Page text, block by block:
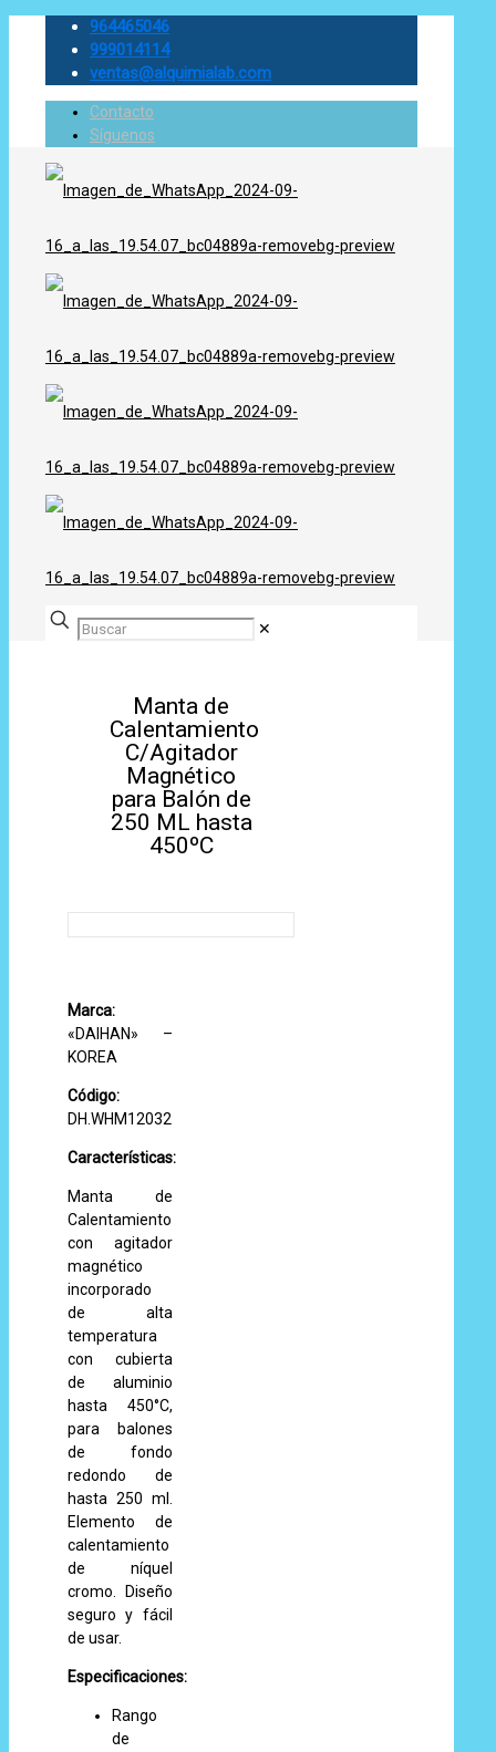
964465046
999014114
ventas@alquimialab.com
Contacto
Síguenos
✕
Manta de
Calentamiento
C/Agitador
Magnético
para Balón de
250 ML hasta
450ºC
Marca:
«DAIHAN» –
KOREA
Código:
DH.WHM12032
Características:
Manta de
Calentamiento
con agitador
magnético
incorporado
de alta
temperatura
con cubierta
de aluminio
hasta 450°C,
para balones
de fondo
redondo de
hasta 250 ml.
Elemento de
calentamiento
de níquel
cromo. Diseño
seguro y fácil
de usar.
Especificaciones:
Rango
de